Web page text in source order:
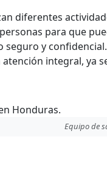
diferentes
para que
y
integral, ya
Equipo de